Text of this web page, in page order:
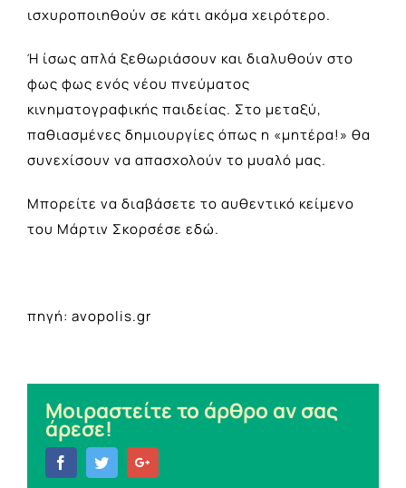
ισχυροποιηθούν σε κάτι ακόμα χειρότερο.
Ή ίσως απλά ξεθωριάσουν και διαλυθούν στο
φως φως ενός νέου πνεύματος
κινηματογραφικής παιδείας. Στο μεταξύ,
παθιασμένες δημιουργίες όπως η «μητέρα!» θα
συνεχίσουν να απασχολούν το μυαλό μας.
Μπορείτε να διαβάσετε το αυθεντικό κείμενο
του Μάρτιν Σκορσέσε εδώ.
πηγή: avopolis.gr
Μοιραστείτε το άρθρο αν σας
άρεσε!
FacebookTwitter